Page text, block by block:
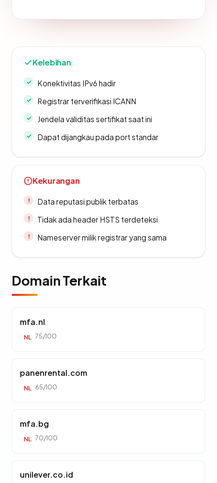
Kelebihan
Konektivitas IPv6 hadir
Registrar terverifikasi ICANN
Jendela validitas sertifikat saat ini
Dapat dijangkau pada port standar
Kekurangan
Data reputasi publik terbatas
Tidak ada header HSTS terdeteksi
Nameserver milik registrar yang sama
Domain Terkait
mfa.nl
NL 75/100
panenrental.com
NL 65/100
mfa.bg
NL 70/100
unilever.co.id